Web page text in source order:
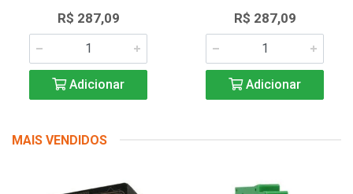
R$ 287,09
Adicionar
R$ 287,09
Adicionar
MAIS VENDIDOS